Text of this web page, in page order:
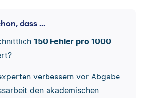
dass ...
150 Fehler pro 1000
verbessern vor Abgabe
den akademischen